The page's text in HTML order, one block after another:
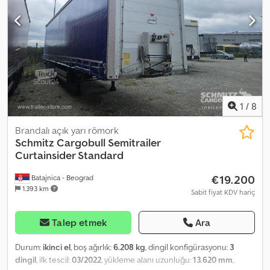
pinli fiş, Su sıçramasını önleyici, Web sitemizde bulunan tüm
araçların genel görünümünü inceleyebilirsiniz. Finansmana
ihtiyacınız var mı? Size özel finansman çözümleri, kapsamlı servis
sözleşmeleri ve telematik hizmetleri sunuyoruz. Size kişisel olarak
danışmanlık yapmaktan memnuniyet duyarız. Codpozmi Iujfx Al Djrf
1 / 8
Batajnica - Beograd
1.393 km
Brandalı açık yarı römork
Schmitz Cargobull Semitrailer
Curtainsider Standard
€19.200
Sabit fiyat KDV hariç
Talep etmek Ara
Durum: ikinci el, boş ağırlık:6.208 kg, dingil konfigürasyonu: 3
dingil, ilk tescil:03/2022, yükleme alanı uzunluğu:13.620 mm,